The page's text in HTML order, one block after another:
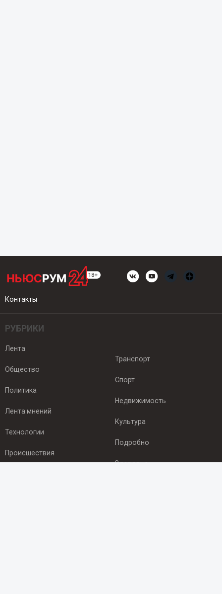
Контакты
РУБРИКИ
Лента
Общество
Политика
Лента мнений
Технологии
Происшествия
Транспорт
Спорт
Недвижимость
Культура
Подробно
Здоровье